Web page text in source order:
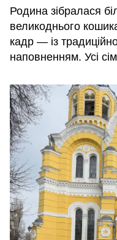
Родина зібралася
великоднього
кадр — із
наповненням. Усі